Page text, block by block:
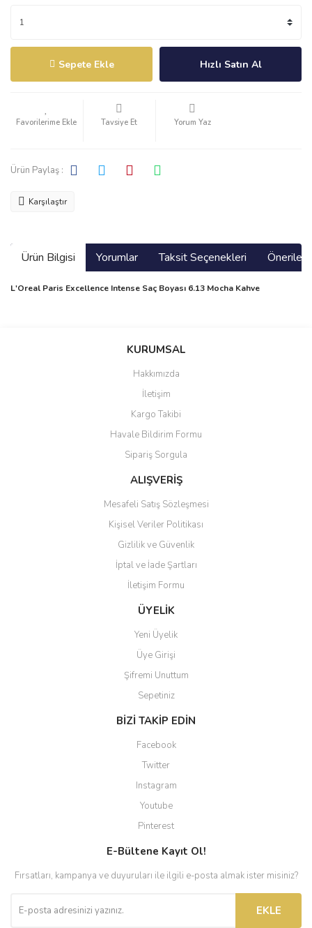
Sepete Ekle Hızlı Satın Al
Tavsiye Et Yorum Yaz
Ürün Paylaş :
Karşılaştır
Ürün Bilgisi Yorumlar Taksit Seçenekleri
L'Oreal Paris Excellence Intense Saç Boyası 6.13 Mocha Kahve
Bu ürüne ilk yorumu siz yapın!
Yorum Yaz
Ürün resmi kalitesiz, bozuk veya görüntülenemiyor.
Ürün açıklamasında eksik bilgiler bulunuyor.
Ürün bilgilerinde hatalar bulunuyor.
Ürün fiyatı diğer sitelerden daha pahalı.
Bu ürüne benzer farklı alternatifler olmalı.
Gönder
KURUMSAL
Hakkımızda
İletişim
Kargo Takibi
Havale Bildirim Formu
Sipariş Sorgula
ALIŞVERİŞ
Mesafeli Satış Sözleşmesi
Kişisel Veriler Politikası
Gizlilik ve Güvenlik
İptal ve İade Şartları
İletişim Formu
ÜYELİK
Yeni Üyelik
Üye Girişi
Şifremi Unuttum
Sepetiniz
BİZİ TAKİP EDİN
Facebook
Twitter
Instagram
Youtube
Pinterest
E-Bültene Kayıt Ol!
Fırsatları, kampanya ve duyuruları ile ilgili e-posta almak ister misiniz?
EKLE